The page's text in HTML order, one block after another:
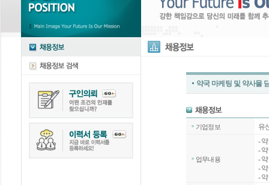
약국 마케팅 및 약사몰
기업정보 유
업무내용
-
-
-
-
-